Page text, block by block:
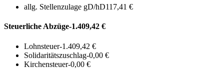
allg. Stellenzulage gD/hD117,41 €
Steuerliche Abzüge-1.409,42 €
Lohnsteuer-1.409,42 €
Solidaritätszuschlag-0,00 €
Kirchensteuer-0,00 €